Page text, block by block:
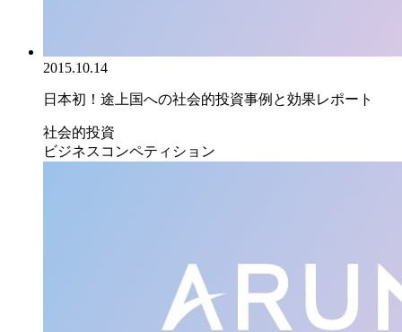
2015.10.14
日本初！途上国への社会的投資事例と効果レポート
社会的投資
ビジネスコンペティション